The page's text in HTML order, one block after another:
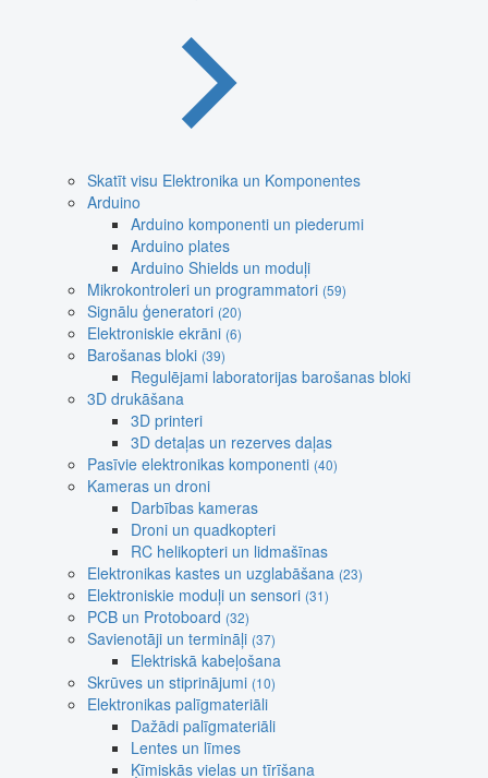
Skatīt visu Elektronika un Komponentes
Arduino
Arduino komponenti un piederumi
Arduino plates
Arduino Shields un moduļi
Mikrokontroleri un programmatori (59)
Signālu ģeneratori (20)
Elektroniskie ekrāni (6)
Barošanas bloki (39)
Regulējami laboratorijas barošanas bloki
3D drukāšana
3D printeri
3D detaļas un rezerves daļas
Pasīvie elektronikas komponenti (40)
Kameras un droni
Darbības kameras
Droni un quadkopteri
RC helikopteri un lidmašīnas
Elektronikas kastes un uzglabāšana (23)
Elektroniskie moduļi un sensori (31)
PCB un Protoboard (32)
Savienotāji un termināļi (37)
Elektriskā kabeļošana
Skrūves un stiprinājumi (10)
Elektronikas palīgmateriāli
Dažādi palīgmateriāli
Lentes un līmes
Ķīmiskās vielas un tīrīšana